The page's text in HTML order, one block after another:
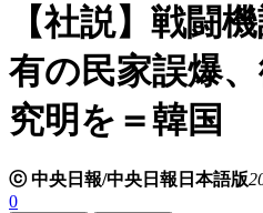
【社説】戦闘
有の民家誤爆
究明を＝韓国
ⓒ 中央日報/中央日報日本語版
0